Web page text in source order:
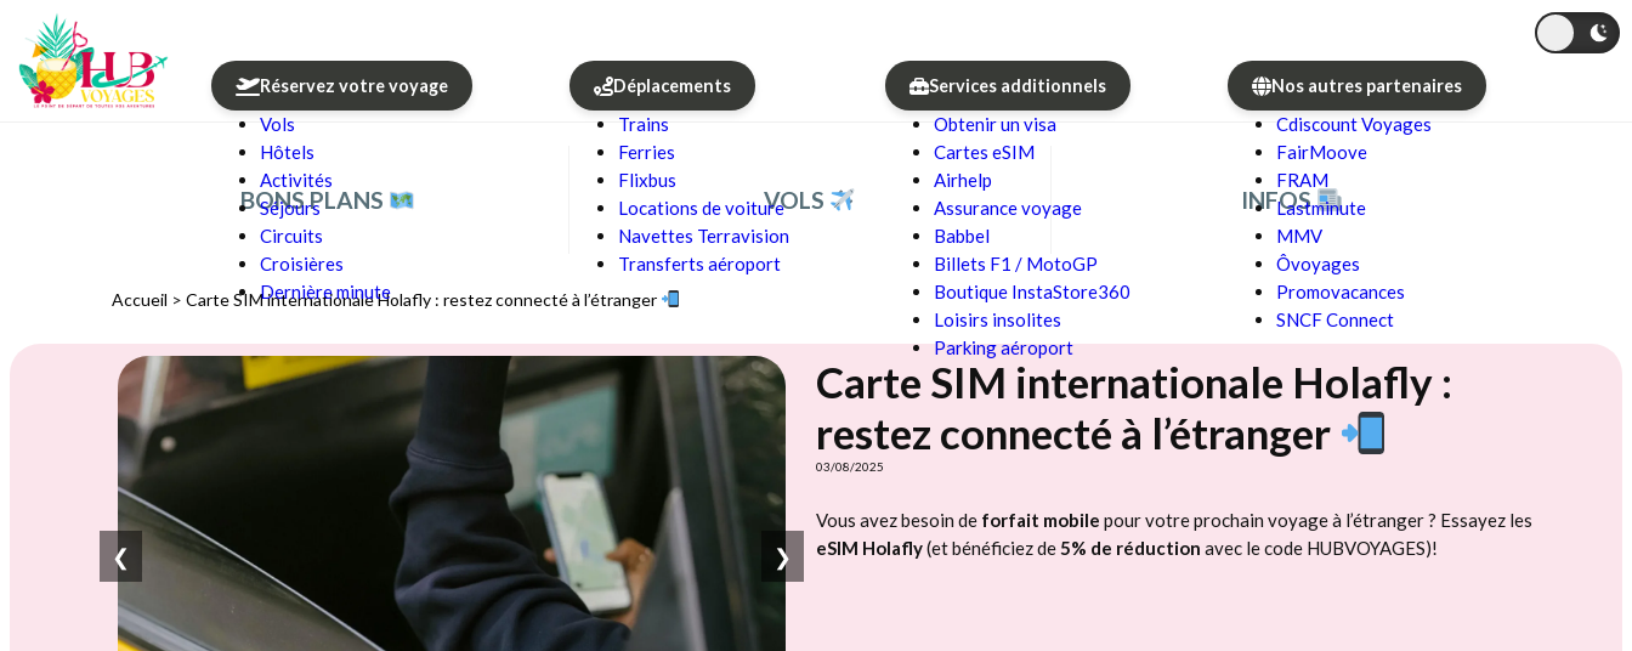
Réservez votre voyage
Vols
Hôtels
Activités
Séjours
Circuits
Croisières
Dernière minute
Déplacements
Trains
Ferries
Flixbus
Locations de voiture
Navettes Terravision
Transferts aéroport
Services additionnels
Obtenir un visa
Cartes eSIM
Airhelp
Assurance voyage
Babbel
Billets F1 / MotoGP
Boutique InstaStore360
Loisirs insolites
Parking aéroport
Nos autres partenaires
Cdiscount Voyages
FairMoove
FRAM
Lastminute
MMV
Ôvoyages
Promovacances
SNCF Connect
BONS PLANS VOLS INFOS
Accueil > Carte SIM internationale Holafly : restez connecté à l’étranger
❮ ❯
Carte SIM internationale Holafly :
restez connecté à l’étranger
03/08/2025
Vous avez besoin de forfait mobile pour votre prochain voyage à l’étranger ? Essayez les
eSIM Holafly(et bénéficiez de5% de réduction avec le code HUBVOYAGES)!